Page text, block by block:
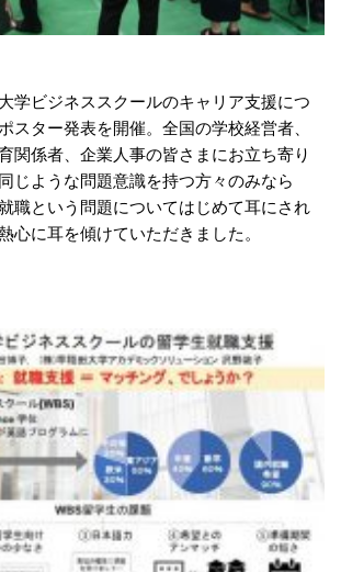
学ビジネススクールのキャリア支援につ
スター発表を開催。全国の学校経営者、
関係者、企業人事の皆さまにお立ち寄り
じような問題意識を持つ方々のみなら
職という問題についてはじめて耳にされ
心に耳を傾けていただきました。